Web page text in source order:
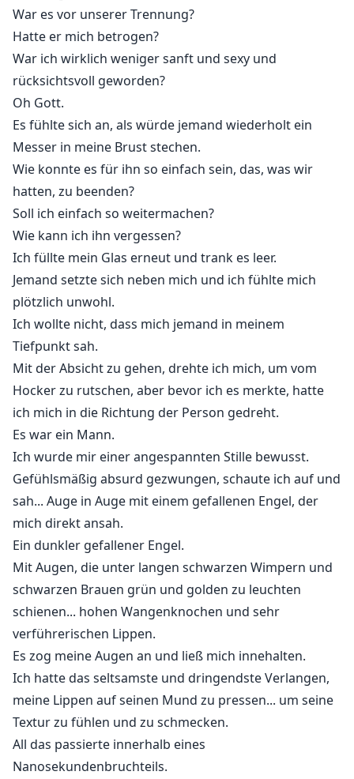
War es vor unserer Trennung?
Hatte er mich betrogen?
War ich wirklich weniger sanft und sexy und
rücksichtsvoll geworden?
Oh Gott.
Es fühlte sich an, als würde jemand wiederholt ein
Messer in meine Brust stechen.
Wie konnte es für ihn so einfach sein, das, was wir
hatten, zu beenden?
Soll ich einfach so weitermachen?
Wie kann ich ihn vergessen?
Ich füllte mein Glas erneut und trank es leer.
Jemand setzte sich neben mich und ich fühlte mich
plötzlich unwohl.
Ich wollte nicht, dass mich jemand in meinem
Tiefpunkt sah.
Mit der Absicht zu gehen, drehte ich mich, um vom
Hocker zu rutschen, aber bevor ich es merkte, hatte
ich mich in die Richtung der Person gedreht.
Es war ein Mann.
Ich wurde mir einer angespannten Stille bewusst.
Gefühlsmäßig absurd gezwungen, schaute ich auf und
sah... Auge in Auge mit einem gefallenen Engel, der
mich direkt ansah.
Ein dunkler gefallener Engel.
Mit Augen, die unter langen schwarzen Wimpern und
schwarzen Brauen grün und golden zu leuchten
schienen... hohen Wangenknochen und sehr
verführerischen Lippen.
Es zog meine Augen an und ließ mich innehalten.
Ich hatte das seltsamste und dringendste Verlangen,
meine Lippen auf seinen Mund zu pressen... um seine
Textur zu fühlen und zu schmecken.
All das passierte innerhalb eines
Nanosekundenbruchteils.